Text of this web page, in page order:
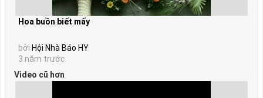
Hoa buồn biết mấy
bởi Hội Nhà Báo HY
3 năm trước
Video cũ hơn